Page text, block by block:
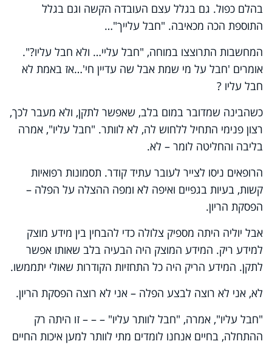
בהלם כפול. גם בגלל עצם העובדה הקשה וגם בגלל
התוספת הכה מכאיבה. "חבל עלייך"…
המחשבות התרוצצו במוחה, "חבל עליי… ולא חבל עליו?".
אומרים 'חבל על מי שמת אבל שה עדיין חי'…אז באמת לא
חבל עליו ?
כשהבינה שמדובר במום בלב, שאפשר לתקן, ולא מעבר לכך,
רצון פנימי התחיל ללחוש לה, לא לוותר. "חבל עליו", אמרה
בליבה והחליטה לומר – לא.
הרופאים ניסו לצייר לעובר עתיד קודר. תסמונות רפואיות
קשות, בעיות בגפיים ואיפה לא ומפה ההצלה על הפלה –
הפסקת הריון.
אבל יוליה היתה מספיק צלולה כדי להבחין בין מידע מוצק
למידע ריק. המידע המוצק היה הבעיה בלב שאותו אפשר
לתקן. המידע הריק היה כל התחזיות הקודרות שאולי יתממשו.
לא, אני לא רוצה לבצע הפלה – אני לא רוצה הפסקת הריון.
"חבל עליו", אמרה, "חבל לוותר עליו" – – – זו היתה רק
ההתחלה, בחיים אנחנו לומדים מתי לוותר למען איכות החיים